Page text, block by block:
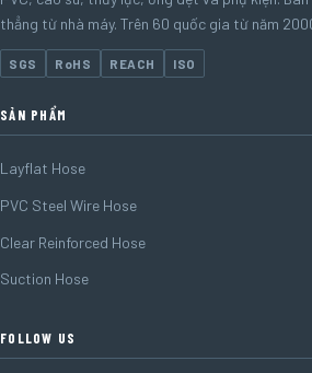
thẳng từ nhà máy. Trên 60 quốc gia từ năm
SGS RoHS REACH ISO
SẢN PHẨM
Layflat Hose
PVC Steel Wire Hose
Clear Reinforced Hose
Suction Hose
FOLLOW US